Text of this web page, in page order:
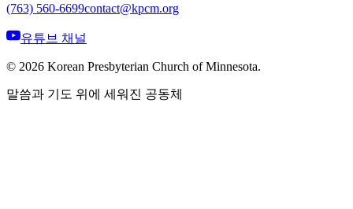
(763) 560-6699contact@kpcm.org
유튜브 채널
© 2026 Korean Presbyterian Church of Minnesota.
말씀과 기도 위에 세워진 공동체